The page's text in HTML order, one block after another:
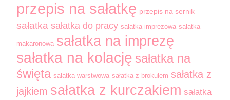
przepis na sałatkę przepis na sernik
sałatka sałatka do pracy sałatka imprezowa sałatka
makaronowa sałatka na imprezę
sałatka na kolację sałatka na
święta sałatka warstwowa sałatka z brokułem sałatka z
jajkiem sałatka z kurczakiem sałatka